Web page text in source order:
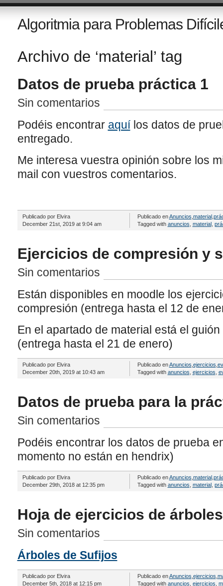
Algoritmia para Problemas
Archivo de ‘material’ tag
Datos de prueba práctica 1
Sin comentarios
Podéis encontrar aquílos datos de
entregado.
Me interesa vuestra opinión sobre los
mail con vuestros comentarios.
Publicado por Elvira
December 21st, 2019 at 9:04 am
Publicado enAnuncios material,
Tagged with anuncios material,
Ejercicios de compresión y
Sin comentarios
Están disponibles en moodle los
compresión (entrega hasta el 12 de
En el apartado de material está el
(entrega hasta el 21 de enero)
Publicado por Elvira
December 20th, 2019 at 10:43 am
Publicado enAnuncios ejercicios
Tagged with anuncios ejercicios
Datos de prueba para la
Sin comentarios
Podéis encontrar los datos de prueba
momento no están en hendrix)
Publicado por Elvira
December 29th, 2018 at 12:35 pm
Publicado enAnuncios material,
Tagged with anuncios material,
Hoja de ejercicios de
Sin comentarios
Árboles de Sufijos
Publicado por Elvira
December 5th, 2018 at 12:15 pm
Publicado enAnuncios ejercicios
Tagged with anuncios ejercicios